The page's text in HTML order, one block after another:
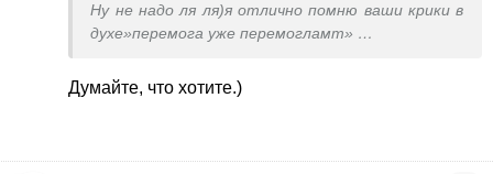
Ну не надо ля ля)я отлично помню ваши крики в
духе»перемога уже перемогламт»
Я понимаю что сложно признаться в своей
неправоте и зомбировании))можете не
Думайте, что хотите.)